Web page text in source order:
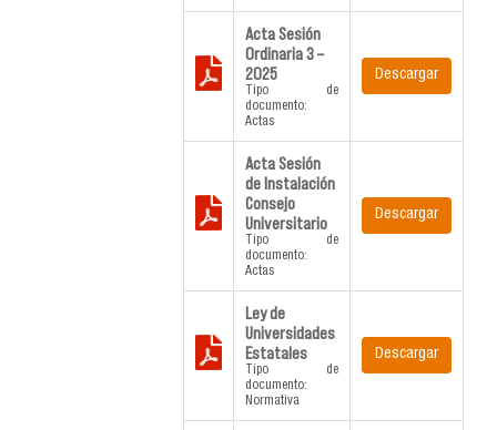
Acta Sesión
Ordinaria 3 –
2025
Tipo de
documento:
Actas
Descargar
Acta Sesión
de Instalación
Consejo
Universitario
Tipo de
documento:
Actas
Descargar
Ley de
Universidades
Estatales
Tipo de
documento:
Normativa
Descargar